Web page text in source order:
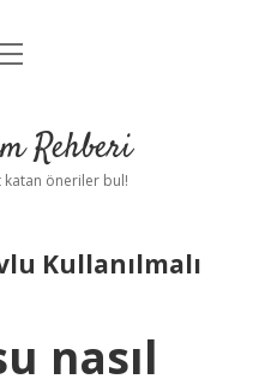
UyarıRehberi
katan öneriler bul!
Kullanılmalı
nasıl